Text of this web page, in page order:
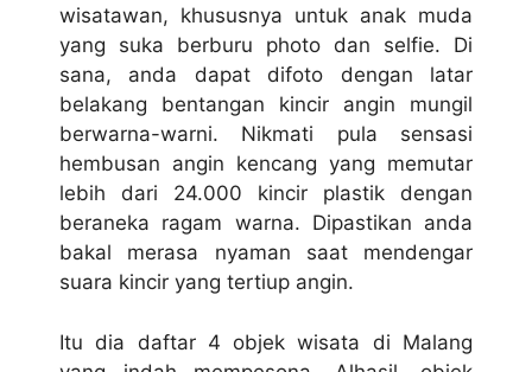
wisatawan, khususnya untuk anak muda
yang suka berburu photo dan selfie. Di
sana, anda dapat difoto dengan latar
belakang bentangan kincir angin mungil
berwarna-warni. Nikmati pula sensasi
hembusan angin kencang yang memutar
lebih dari 24.000 kincir plastik dengan
beraneka ragam warna. Dipastikan anda
bakal merasa nyaman saat mendengar
suara kincir yang tertiup angin.
Itu dia daftar 4 objek wisata di Malang